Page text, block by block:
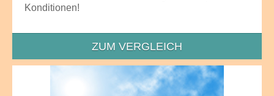
Konditionen!
ZUM VERGLEICH